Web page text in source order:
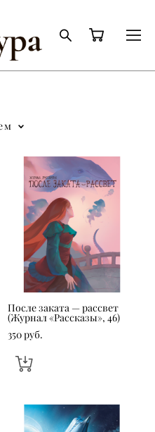
После заката — рассвет
(Журнал «Рассказы», 46)
350 pуб.